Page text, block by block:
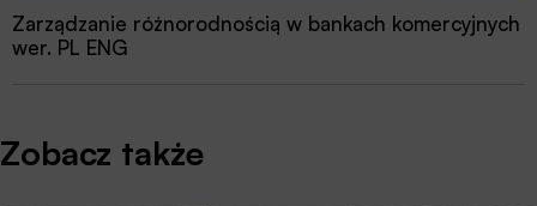
Zarządzanie różnorodnością w bankach komercyjnych
wer. PL ENG
Zobacz także